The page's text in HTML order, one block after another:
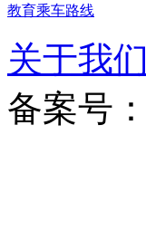
教育乘车路线
关于我们
备案号：